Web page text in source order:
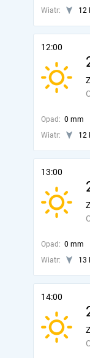
Wiatr:
12
12:00
Opad: 0 mm
Wiatr:
12
13:00
Opad: 0 mm
Wiatr:
13
14:00